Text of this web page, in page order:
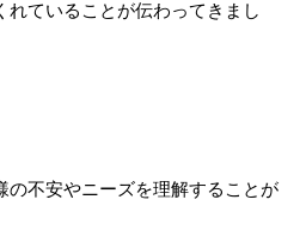
れていることが伝わってきまし
の不安やニーズを理解することが